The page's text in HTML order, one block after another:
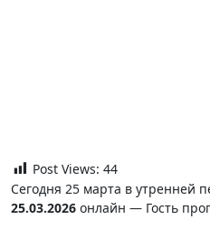
Post Views: 44
Сегодня 25 марта в утренней
25.03.2026 онлайн — Гость